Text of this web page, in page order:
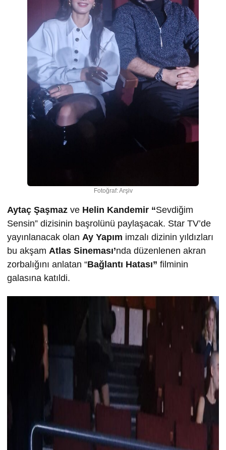
Fotoğraf: Arşiv
Aytaç Şaşmaz ve Helin Kandemir “Sevdiğim
Sensin” dizisinin başrolünü paylaşacak. Star TV’de
yayınlanacak olan Ay Yapım imzalı dizinin yıldızları
bu akşam Atlas Sineması’nda düzenlenen akran
zorbalığını anlatan “Bağlantı Hatası” filminin
galasına katıldi.